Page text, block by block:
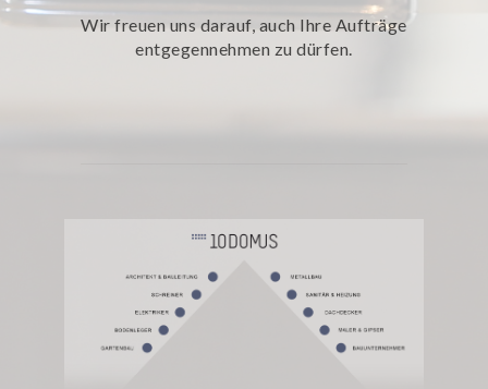
Wir freuen uns darauf, auch Ihre Aufträge
entgegennehmen zu dürfen.